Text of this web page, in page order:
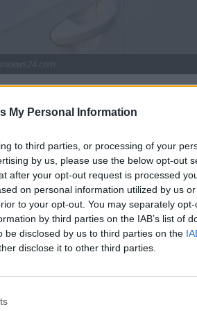
My Personal Information
to third parties, or processing of your
by us, please use the below opt-out
after your opt-out request is processed
on personal information utilized by us
to your opt-out. You may separately
by third parties on the IAB’s list of
be disclosed by us to third parties on the
disclose it to other third parties.
al meglio all’esame
Ecco tutto quello che c’è da
di conseguire una regolare
legato al rispetto delle regole del
ancora. Ma senza la patente
incontro a multe comprese fra i
compie un illecito, poi, anche nel
i 42 e i 173 euro – ci saranno,
18 anni